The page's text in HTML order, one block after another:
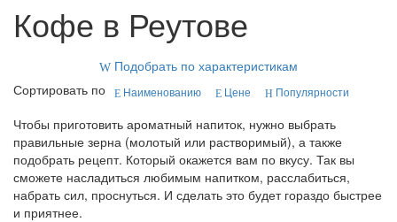
Кофе в Реутове
Подобрать по характеристикам
Сортировать по
Наименованию Цене Популярности
Чтобы приготовить ароматный напиток, нужно выбрать
правильные зерна (молотый или растворимый), а также
подобрать рецепт. Который окажется вам по вкусу. Так вы
сможете насладиться любимым напитком, расслабиться,
набрать сил, проснуться. И сделать это будет гораздо быстрее
и приятнее.